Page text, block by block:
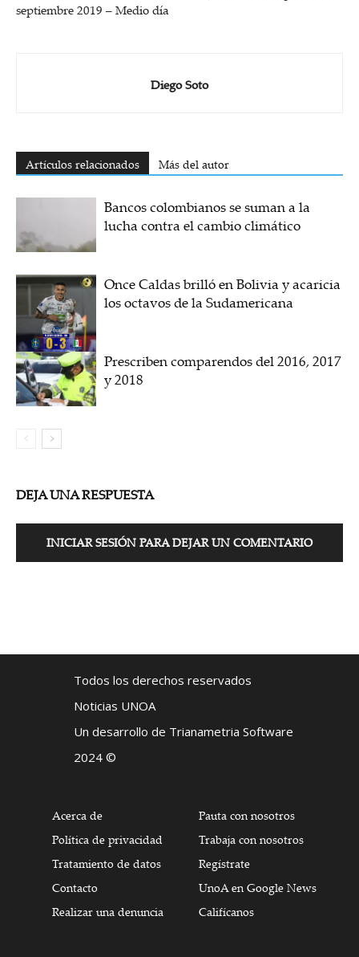
septiembre 2019 – Medio día
Diego Soto
Artículos relacionados Más del autor
Bancos colombianos se suman a la
lucha contra el cambio climático
Once Caldas brilló en Bolivia y acaricia
los octavos de la Sudamericana
Prescriben comparendos del 2016, 2017
y 2018
DEJA UNA RESPUESTA
INICIAR SESIÓN PARA DEJAR UN COMENTARIO
Todos los derechos reservados
Noticias UNOA
Un desarrollo de Trianametria Software
2024 ©
Acerca de
Política de privacidad
Tratamiento de datos
Contacto
Realizar una denuncia
Pauta con nosotros
Trabaja con nosotros
Regístrate
UnoA en Google News
Califícanos